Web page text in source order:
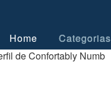
Home Categorias
de Confortably Numb